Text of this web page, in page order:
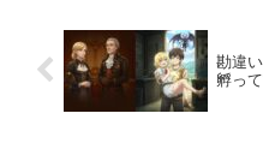
勘違
孵っ